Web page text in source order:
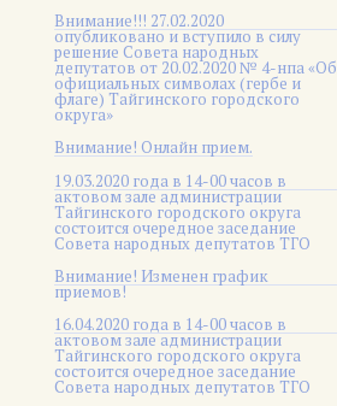
Внимание!!! 27.02.2020
опубликовано и вступило в силу
решение Совета народных
депутатов от 20.02.2020 № 4-нпа «Об
официальных символах (гербе и
флаге) Тайгинского городского
округа»
Внимание! Онлайн прием.
19.03.2020 года в 14-00 часов в
актовом зале администрации
Тайгинского городского округа
состоится очередное заседание
Совета народных депутатов ТГО
Внимание! Изменен график
приемов!
16.04.2020 года в 14-00 часов в
актовом зале администрации
Тайгинского городского округа
состоится очередное заседание
Совета народных депутатов ТГО